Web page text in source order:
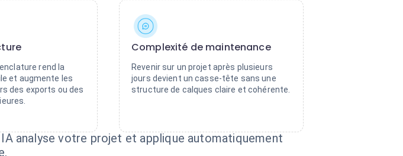
rend la
et augmente les
des exports ou des
Complexité de maintenance
Revenir sur un projet après plusieurs
jours devient un casse-tête sans une
structure de calques claire et cohérente.
analyse votre projet et applique automatiquement